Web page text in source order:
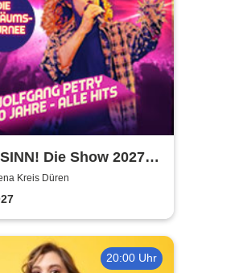
Die Show 2027 -
- Mit
von Wolfgang Petry
Kreis Düren
20:00 Uhr